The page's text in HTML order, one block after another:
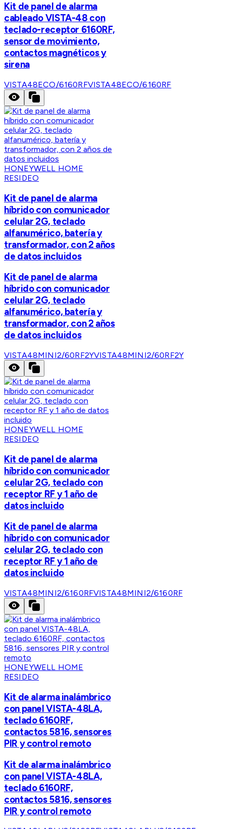
Kit de panel de alarma
cableado VISTA-48 con
teclado-receptor 6160RF,
sensor de movimiento,
contactos magnéticos y
sirena
VISTA48ECO/6160RFVISTA48ECO/6160RF
HONEYWELL HOME
RESIDEO
Kit de panel de alarma
híbrido con comunicador
celular 2G, teclado
alfanumérico, batería y
transformador, con 2 años
de datos incluidos
Kit de panel de alarma
híbrido con comunicador
celular 2G, teclado
alfanumérico, batería y
transformador, con 2 años
de datos incluidos
VISTA48MINI2/60RF2YVISTA48MINI2/60RF2Y
HONEYWELL HOME
RESIDEO
Kit de panel de alarma
híbrido con comunicador
celular 2G, teclado con
receptor RF y 1 año de
datos incluido
Kit de panel de alarma
híbrido con comunicador
celular 2G, teclado con
receptor RF y 1 año de
datos incluido
VISTA48MINI2/6160RFVISTA48MINI2/6160RF
HONEYWELL HOME
RESIDEO
Kit de alarma inalámbrico
con panel VISTA-48LA,
teclado 6160RF,
contactos 5816, sensores
PIR y control remoto
Kit de alarma inalámbrico
con panel VISTA-48LA,
teclado 6160RF,
contactos 5816, sensores
PIR y control remoto